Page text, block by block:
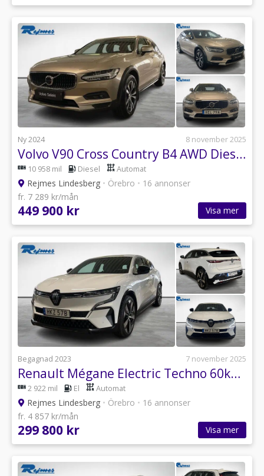
Ny 2024 8 november 2025
Volvo V90 Cross Country B4 AWD Diesel Core
10 958 mil Diesel Automat
Rejmes Lindesberg • Örebro • 16 annonser
fr. 7 289 kr/mån
449 900 kr Visa mer
Begagnad 2023 7 november 2025
Renault Mégane Electric Techno 60kWh/220hk
2 922 mil El Automat
Rejmes Lindesberg • Örebro • 16 annonser
fr. 4 857 kr/mån
299 800 kr Visa mer